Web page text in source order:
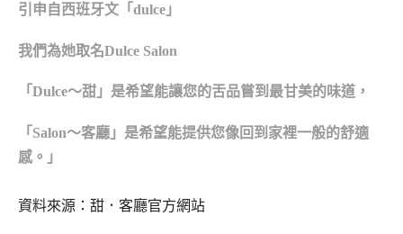
引申自西班牙文「dulce」
我們為她取名Dulce Salon
「Dulce～甜」是希望能讓您的舌品嘗到最甘美的味道，
「Salon～客廳」是希望能提供您像回到家裡一般的舒適
感。」
資料來源：甜．客廳官方網站